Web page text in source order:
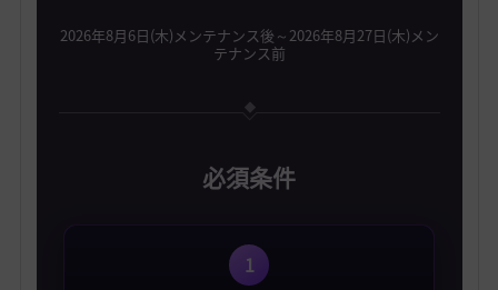
2026年8月6日(木)メンテナンス後～2026年8月27日(木)メン
テナンス前
必須条件
1